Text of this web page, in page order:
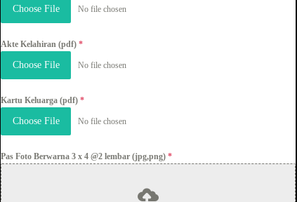
Choose File No file chosen
Akte Kelahiran (pdf)*
Choose File No file chosen
Kartu Keluarga (pdf)*
Choose File No file chosen
Pas Foto Berwarna 3 x 4 @2 lembar (jpg,png)*